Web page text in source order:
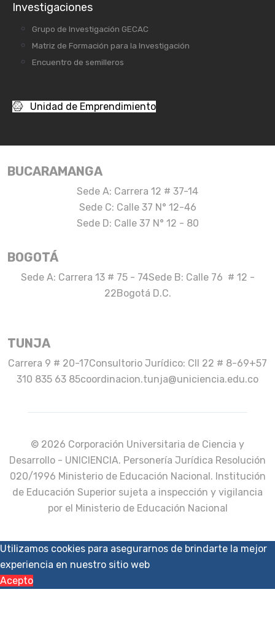
Investigaciones
Grupo de Investigación GECAC
Matriz de Formación para la Investigación
Encuentro de semilleros
Unidad de Emprendimiento
BUCARAMANGA
Sede A: Carrera 12 # 37-14
Sede C: Calle 37 N° 12-46
Sede D: Calle 37 N° 12 - 80
BOGOTÁ
Sede A: Carrera 13 # 75 - 74Sede B: Calle 76 # 12 -
22Bogotá D.C.
TUNJA
Carrera 9 # 20-17Consultorio Jurídico: Cll 22 # 8-69+57
310 835 63 85coordinacion.tunja@uniciencia.edu.co
© 2026 Corporación Universitaria de Ciencia y
Desarrollo - UNICIENCIA. Personería Jurídica Resolución
020/1996 Ministerio de Educación Nacional. Institución
de Educación Superior sujeta a inspección y vigilancia
por el Ministerio de Educación Nacional
Utilizamos cookies para asegurarnos de brindarte la mejor
experiencia en nuestro sitio web
Acepto